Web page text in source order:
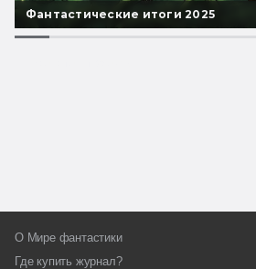
Фантастические итоги 2025
О Мире фантастики
Где купить журнал?